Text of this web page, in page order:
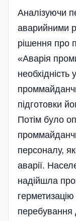
Аналізуючи
аварийними
рішення про
«Аварія
необхідність
підготовки
Потім було
персоналу,
аварії.
надійшла
перебування